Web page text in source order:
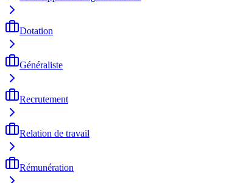
Dotation
Généraliste
Recrutement
Relation de travail
Rémunération